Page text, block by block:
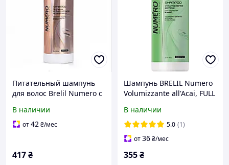
Питательный шампунь
для волос Brelil Numero с
авокадо 1000 мл
В наличии
от42₴/мес
417₴
Шампунь BRELIL Numero
Volumizzante all'Acai, FULL
В наличии
5.0 (1)
от36₴/мес
355₴